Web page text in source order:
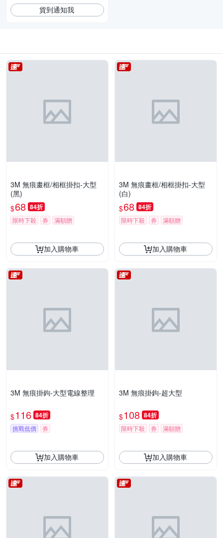
貨到通知我
3M 無痕畫框/相框掛扣-大型
(黑)
$68 84折
限時下殺 券 滿額贈
加入購物車
3M 無痕畫框/相框掛扣-大型
(白)
$68 84折
限時下殺 券 滿額贈
加入購物車
3M 無痕掛鉤-大型電線整理
$116 84折
挑戰低價 券
加入購物車
3M 無痕掛鉤-超大型
$108 84折
限時下殺 券 滿額贈
加入購物車